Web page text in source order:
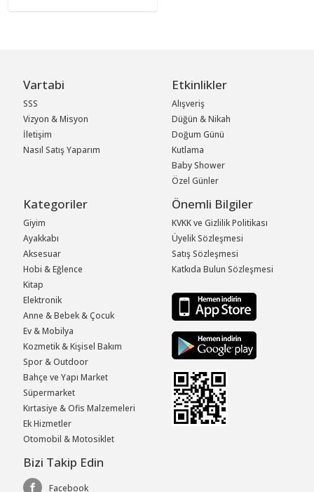
Vartabi
SSS
Vizyon & Misyon
İletişim
Nasıl Satış Yaparım
Etkinlikler
Alışveriş
Düğün & Nikah
Doğum Günü
Kutlama
Baby Shower
Özel Günler
Kategoriler
Giyim
Ayakkabı
Aksesuar
Hobi & Eğlence
Kitap
Elektronik
Anne & Bebek & Çocuk
Ev & Mobilya
Kozmetik & Kişisel Bakım
Spor & Outdoor
Bahçe ve Yapı Market
Süpermarket
Kırtasiye & Ofis Malzemeleri
Ek Hizmetler
Otomobil & Motosiklet
Önemli Bilgiler
KVKK ve Gizlilik Politikası
Üyelik Sözleşmesi
Satış Sözleşmesi
Katkıda Bulun Sözleşmesi
Bizi Takip Edin
Facebook